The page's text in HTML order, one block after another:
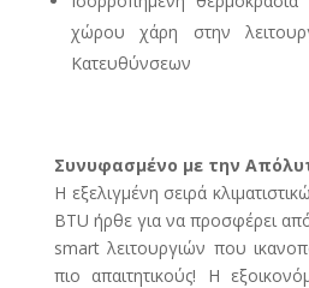
χώρου χάρη στην
Κατευθύνσεων
Συνυφασμένο με την
Η εξελιγμένη σειρά
BTU ήρθε για να προσφέρει
smart λειτουργιών που
πιο απαιτητικούς! Η